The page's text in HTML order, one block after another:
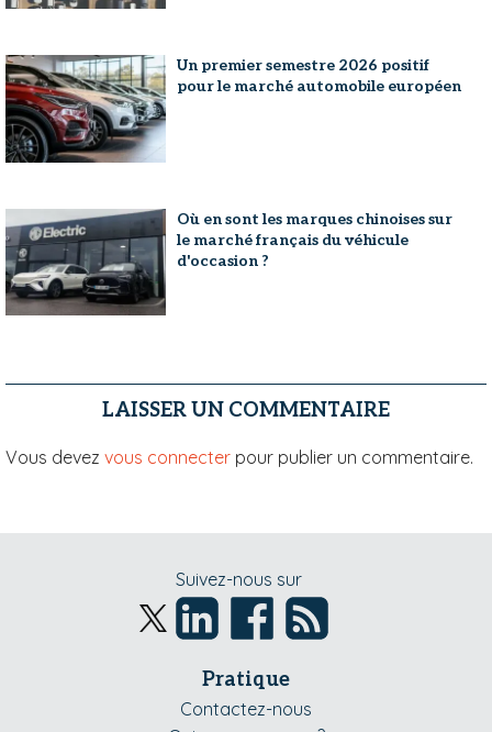
Un premier semestre 2026 positif
pour le marché automobile européen
Où en sont les marques chinoises sur
le marché français du véhicule
d'occasion ?
LAISSER UN COMMENTAIRE
Vous devez vous connecter pour publier un commentaire.
Suivez-nous sur
Pratique
Contactez-nous